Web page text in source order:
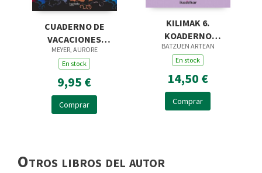
CUADERNO DE
VACACIONES
NARUTO SHIPPUDEN.
PREPÁRATE PARA LA
ESO
MEYER, AURORE
En stock
9,95 €
Comprar
KILIMAK 6.
KOADERNO
JOSTAGARRIA (11-12
URTE)
BATZUEN ARTEAN
En stock
14,50 €
Comprar
Otros libros del autor